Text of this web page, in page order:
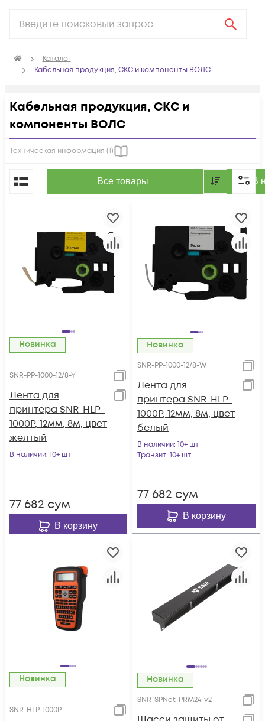
Каталог
Кабельная продукция, СКС и компоненты ВОЛС
Кабельная продукция, СКС и
компоненты ВОЛС
Техническая информация (1)
Все товары В
По популярности
Новинка
SNR-PP-1000-12/8-Y
Лента для
принтера SNR-HLP-
1000P, 12мм, 8м, цвет
желтый
В наличии: 10+ шт
77 682 сум
В корзину
Новинка
SNR-PP-1000-12/8-W
Лента для
принтера SNR-HLP-
1000P, 12мм, 8м, цвет
белый
В наличии: 10+ шт
Транзит: 10+ шт
77 682 сум
В корзину
Новинка
SNR-HLP-1000P
Новинка
SNR-SPNet-PRM24-v2